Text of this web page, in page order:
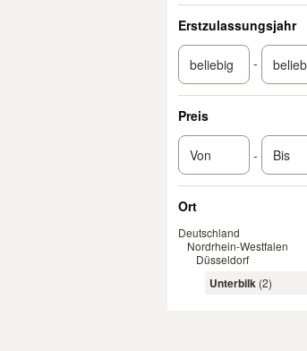
Erstzulassungsjahr
-
Preis
-
Ort
Deutschland
Nordrhein-Westfalen
Düsseldorf
Unterbilk (2)